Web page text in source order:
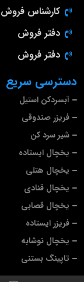
دسترسی سریع
آبسردکن استیل
فریزر صندوقی
شیر سرد کن
یخچال ایستاده
یخچال هتلی
یخچال قنادی
یخچال قصابی
فریزر ایستاده
یخچال نوشابه
تاپینگ بستنی
کارشناس فروش
دفتر فروش
دفتر فروش